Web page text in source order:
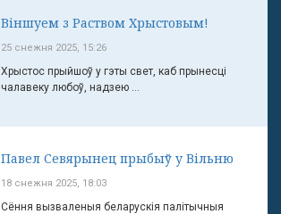
Віншуем з Раством Хрыстовым!
25 снежня 2025, 15:26
Хрыстос прыйшоў у гэты свет, каб прынесці
чалавеку любоў, надзею ...
Павел Севярынец прыбыў у Вільню
18 снежня 2025, 18:03
Сёння вызваленыя беларускія палітычныя